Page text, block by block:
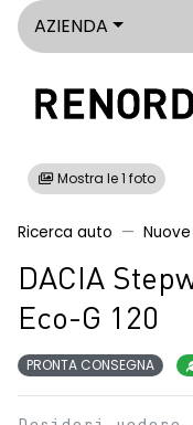
AZIENDA
Mostra le 1 foto
Ricerca auto Nuove
DACIA
Eco-G 120
PRONTA CONSEGNA